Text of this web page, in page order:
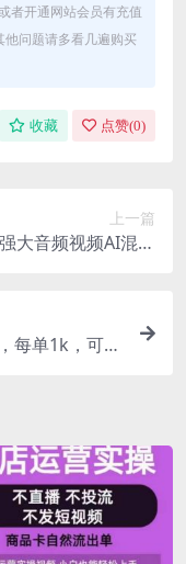
者开通网站会员有充值
问题请多看几遍购买
收藏 点赞(0)
上一篇
大音频视频AI混剪
每单1k，可多